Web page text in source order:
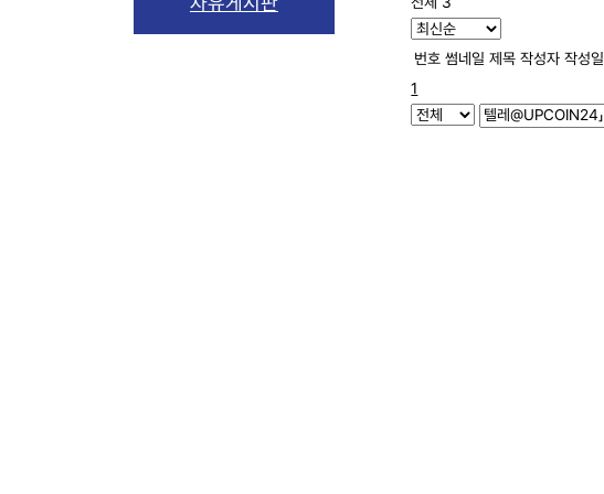
번호 썸네일 제목 작성자 작성일
1